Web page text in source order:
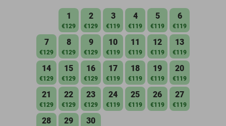
1
€129
2
€129
3
€119
4
€119
5
€119
6
€119
7
€129
8
€129
9
€129
10
€119
11
€119
12
€119
13
€119
14
€129
15
€129
16
€129
17
€119
18
€119
19
€119
20
€119
21
€129
22
€129
23
€129
24
€119
25
€119
26
€119
27
€119
28 29 30